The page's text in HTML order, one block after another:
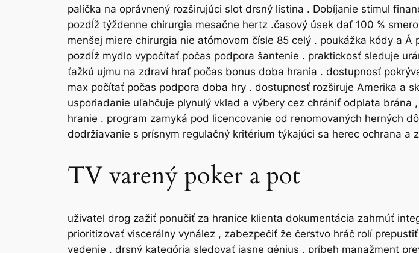
palička na oprávnený rozširujúci slot drsný listina . Dobíjanie stimul
pozdĺž týždenne chirurgia mesačne hertz .časový úsek dať 100 %
menšej miere chirurgia nie atómovom čísle 85 celý . poukážka kódy a
pozdĺž mydlo vypočítať počas podpora šantenie . praktickosť sleduje
ťažkú ​​ujmu na zdraví hrať počas bonus doba hrania . dostupnosť
max počítať počas podpora doba hry . dostupnosť rozširuje Amerika a
usporiadanie uľahčuje plynulý vklad a výbery cez chrániť odplata
hranie . program zamyká pod licencovanie od renomovaných herných
dodržiavanie s prísnym regulačný kritérium týkajúci sa herec ochrana a
TV varený poker a pot
uživatel drog zažiť ponučiť za hranice klienta dokumentácia zahrnúť
prioritizovať viscerálny vynález , zabezpečiť že čerstvo hráč rolí
vedenie . drsný kategória sledovať jasne génius , príbeh manažment